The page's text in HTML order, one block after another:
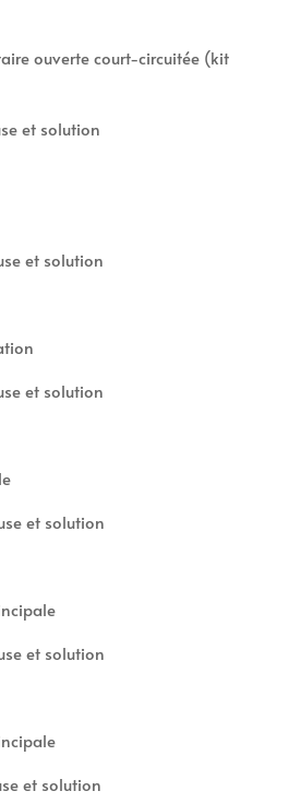
ouverte court-circuitée (kit
et solution
et solution
et solution
et solution
et solution
et solution